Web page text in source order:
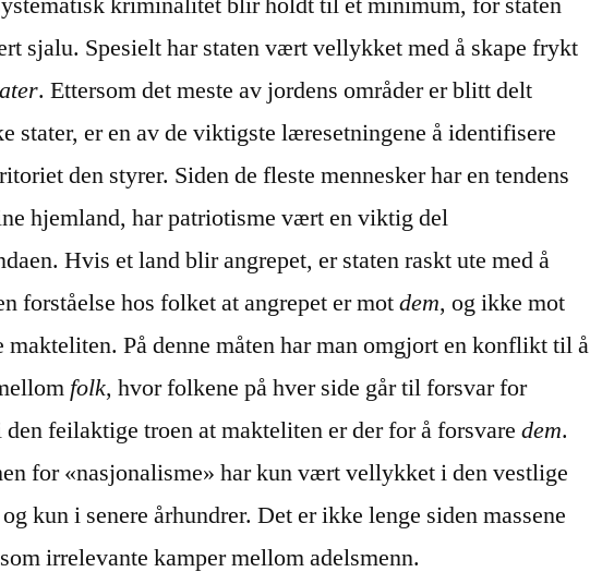
sjalu. Spesielt har staten vært vellykket med å skape frykt
. Ettersom det meste av jordens områder er blitt delt
stater, er en av de viktigste læresetningene å identifisere
den styrer. Siden de fleste mennesker har en tendens
hjemland, har patriotisme vært en viktig del
Hvis et land blir angrepet, er staten raskt ute med å
forståelse hos folket at angrepet er motdem, og ikke mot
makteliten. På denne måten har man omgjort en konflikt til å
folk, hvor folkene på hver side går til forsvar for
feilaktige troen at makteliten er der for å forsvaredem.
for «nasjonalisme» har kun vært vellykket i den vestlige
kun i senere århundrer. Det er ikke lenge siden massene
irrelevante kamper mellom adelsmenn.